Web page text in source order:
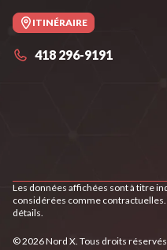
ITINÉRAIRE
418 296-9191
Les données affichées sont à titre
considérées comme
détails.
© 2026 Nord X. Tous droits